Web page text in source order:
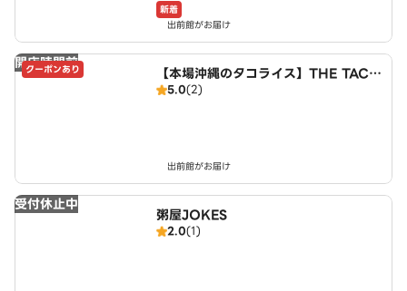
新着
出前館がお届け
開店時間前
クーポンあり
【本場沖縄のタコライス】THE TACO
RICE HOUSE 伏見区向島東定請店
5.0(2)
出前館がお届け
受付休止中
粥屋JOKES
2.0(1)